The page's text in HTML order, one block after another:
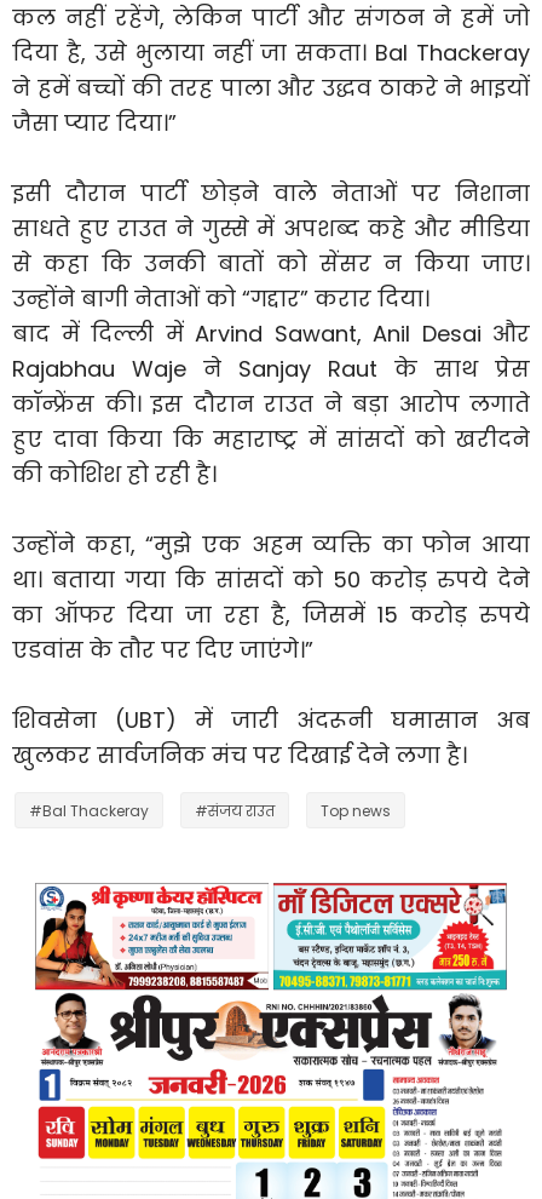
कल नहीं रहेंगे, लेकिन पार्टी और संगठन ने हमें जो
दिया है, उसे भुलाया नहीं जा सकता। Bal Thackeray
ने हमें बच्चों की तरह पाला और उद्धव ठाकरे ने भाइयों
जैसा प्यार दिया।”
इसी दौरान पार्टी छोड़ने वाले नेताओं पर निशाना
साधते हुए राउत ने गुस्से में अपशब्द कहे और मीडिया
से कहा कि उनकी बातों को सेंसर न किया जाए।
उन्होंने बागी नेताओं को “गद्दार” करार दिया।
बाद में दिल्ली में Arvind Sawant, Anil Desai और
Rajabhau Waje ने Sanjay Raut के साथ प्रेस
कॉन्फ्रेंस की। इस दौरान राउत ने बड़ा आरोप लगाते
हुए दावा किया कि महाराष्ट्र में सांसदों को खरीदने
की कोशिश हो रही है।
उन्होंने कहा, “मुझे एक अहम व्यक्ति का फोन आया
था। बताया गया कि सांसदों को 50 करोड़ रुपये देने
का ऑफर दिया जा रहा है, जिसमें 15 करोड़ रुपये
एडवांस के तौर पर दिए जाएंगे।”
शिवसेना (UBT) में जारी अंदरूनी घमासान अब
खुलकर सार्वजनिक मंच पर दिखाई देने लगा है।
#Bal Thackeray #संजय राउत Top news